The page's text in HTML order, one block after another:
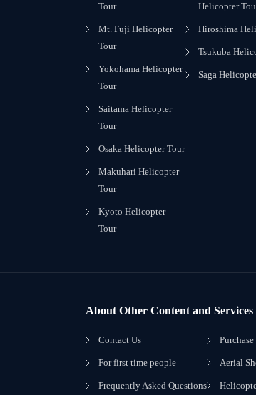
Tour
Mt. Fuji Helicopter
Tour
Yokohama Helicopter
Tour
Saitama Helicopter
Tour
Osaka Helicopter Tour
Makuhari Helicopter
Tour
Kyoto Helicopter
Tour
Helicopter
Hiroshima
Tsukuba
Saga
About Other Content and Services
Contact Us
For first time people
Frequently Asked Questions
Aerial